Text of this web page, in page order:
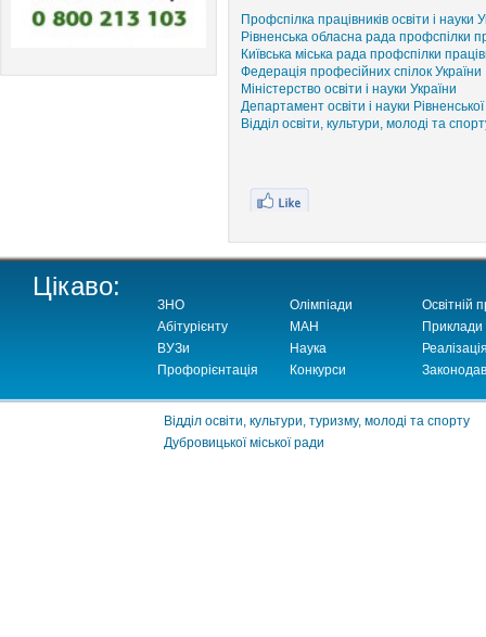
Профспілка працівників освіти і науки
Рівненська обласна рада профспілки
Київська міська рада профспілки
Федерація професійних спілок України
Міністерство освіти і науки України
Департамент освіти і науки
Відділ освіти, культури, молоді та
Цікаво:
ЗНО
Абітурієнту
ВУЗи
Профорієнтація
Олімпіади
МАН
Наука
Конкурси
Освітній
Приклади
Відділ освіти, культури, туризму, молоді та спорту
Дубровицької міської ради